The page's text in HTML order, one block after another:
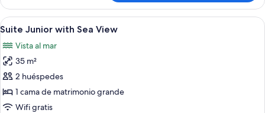
vistas
al
mar
Abrir
todas
las
fotos
de
Suite
Junior
Minibar, caja fuerte, espacio para
1
Suite Junior with Sea View
Vista al mar
35 m²
2 huéspedes
1 cama de matrimonio grande
Wifi gratis